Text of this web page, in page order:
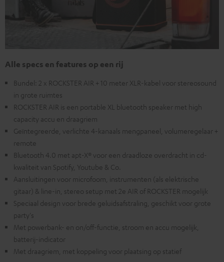
Alle specs en features op een rij
Bundel: 2 x ROCKSTER AIR + 10 meter XLR-kabel voor stereosound
in grote ruimtes
ROCKSTER AIR is een portable XL bluetooth speaker met high
capacity accu en draagriem
Geïntegreerde, verlichte 4-kanaals mengpaneel, volumeregelaar +
remote
Bluetooth 4.0 met apt-X® voor een draadloze overdracht in cd-
kwaliteit van Spotify, Youtube & Co.
Aansluitingen voor microfoom, instrumenten (als elektrische
gitaar) & line-in, stereo setup met 2e AIR of ROCKSTER mogelijk
Speciaal design voor brede geluidsafstraling, geschikt voor grote
party's
Met powerbank- en on/off-functie, stroom en accu mogelijk,
batterij-indicator
Met draagriem, met koppeling voor plaatsing op statief